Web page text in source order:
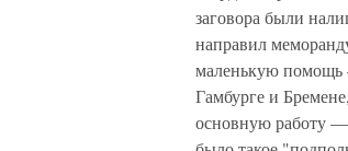
заговора были
направил
маленькую помощь
Гамбурге и
основную работу —